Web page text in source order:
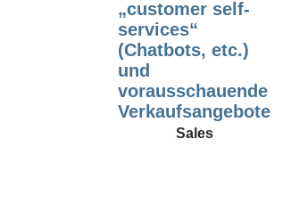
„customer self-
services“
(Chatbots, etc.)
und
vorausschauende
Verkaufsangebote
Sales